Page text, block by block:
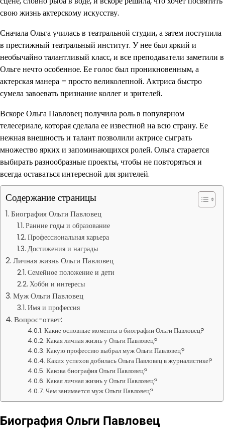
свою жизнь актерскому искусству.
Сначала Ольга училась в театральной студии, а затем поступила
в престижный театральный институт. У нее был яркий и
необычайно талантливый класс, и все преподаватели заметили в
Ольге нечто особенное. Ее голос был проникновенным, а
актерская манера – просто великолепной. Актриса быстро
сумела завоевать признание коллег и зрителей.
Вскоре Ольга Павловец получила роль в популярном
телесериале, которая сделала ее известной на всю страну. Ее
нежная внешность и талант позволили актрисе сыграть
множество ярких и запоминающихся ролей. Ольга старается
выбирать разнообразные проекты, чтобы не повторяться и
всегда оставаться интересной для зрителей.
Содержание страницы
Биография Ольги Павловец
Ранние годы и образование
Профессиональная карьера
Достижения и награды
Личная жизнь Ольги Павловец
Семейное положение и дети
Хобби и интересы
Муж Ольги Павловец
Имя и профессия
Вопрос-ответ:
Какие основные моменты в биографии Ольги Павловец?
Какая личная жизнь у Ольги Павловец?
Какую профессию выбрал муж Ольги Павловец?
Каких успехов добилась Ольга Павловец в журналистике?
Какова биография Ольги Павловец?
Какая личная жизнь у Ольги Павловец?
Чем занимается муж Ольги Павловец?
Биография Ольги Павловец